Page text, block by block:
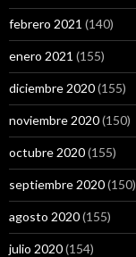
febrero 2021 (140)
enero 2021 (155)
diciembre 2020(155)
noviembre 2020(150)
octubre 2020(155)
septiembre 2020(150)
agosto 2020(155)
julio 2020(154)